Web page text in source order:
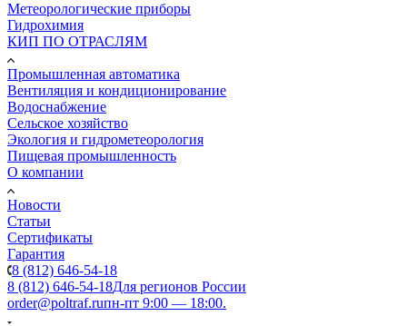
Метеорологические приборы
Гидрохимия
КИП ПО ОТРАСЛЯМ
Промышленная автоматика
Вентиляция и кондиционирование
Водоснабжение
Сельское хозяйство
Экология и гидрометеорология
Пищевая промышленность
О компании
Новости
Статьи
Сертификаты
Гарантия
8 (812) 646-54-18
8 (812) 646-54-18Для регионов России
order@poltraf.ruпн-пт 9:00 — 18:00.